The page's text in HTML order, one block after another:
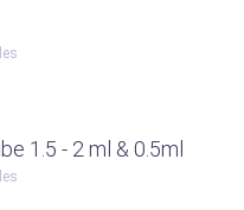
1.5 - 2 ml & 0.5ml